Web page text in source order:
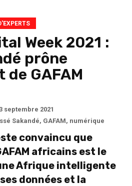
Week 2021 :
prône
de GAFAM
septembre 2021
Sakandé, GAFAM, numérique
convaincu que
africains est le
Afrique intelligente
données et la